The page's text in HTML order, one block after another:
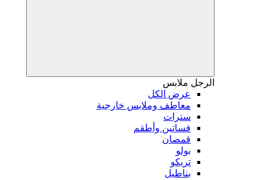
الرجل ملابس
عرض الكل
معاطف وملابس خارجية
سترات
فساتين وأطقم
قمصان
بولو
تريكو
بناطيل